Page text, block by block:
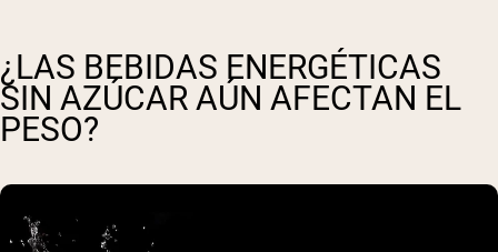
¿LAS BEBIDAS ENERGÉTICAS
SIN AZÚCAR AÚN AFECTAN EL
PESO?